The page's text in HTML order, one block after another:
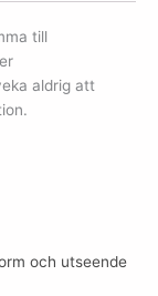
till
aldrig att
och utseende